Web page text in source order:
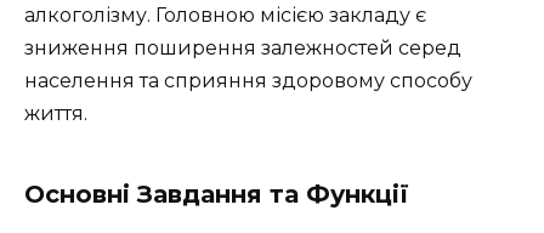
алкоголізму. Головною місією закладу є
зниження поширення залежностей серед
населення та сприяння здоровому способу
життя.
Основні Завдання та Функції